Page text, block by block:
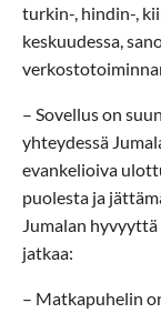
turkin-, hindin-,
keskuudessa,
– Sovellus on
yhteydessä
evankelioiva
puolesta ja
Jumalan
jatkaa:
– Matkapuhelin